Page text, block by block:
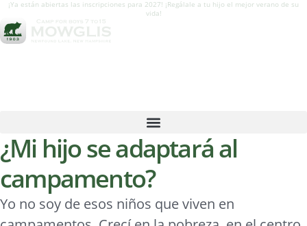
¡Ya están abiertas las inscripciones para 2027! ¡Regálale a tu hijo el mejor verano de su
vida!
¿Mi hijo se adaptará al
campamento?
Yo no soy de esos niños que viven en